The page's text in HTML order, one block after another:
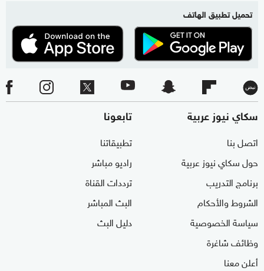
تحميل تطبيق الهاتف
سكاي نيوز عربية
اتصل بنا
حول سكاي نيوز عربية
برنامج التدريب
الشروط والأحكام
سياسة الخصوصية
وظائف شاغرة
أعلن معنا
تابعونا
تطبيقاتنا
راديو مباشر
ترددات القناة
البث المباشر
دليل البث